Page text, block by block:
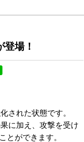
場！
された状態です。
に加え、攻撃を受け
とができます。